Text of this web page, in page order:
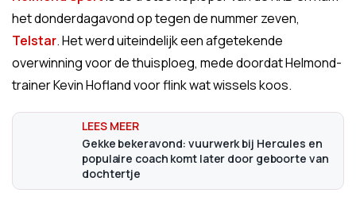
het donderdagavond op tegen de nummer zeven,
Telstar. Het werd uiteindelijk een afgetekende
overwinning voor de thuisploeg, mede doordat Helmond-
trainer Kevin Hofland voor flink wat wissels koos.
Gekke bekeravond: vuurwerk bij Hercules en
populaire coach komt later door geboorte van
dochtertje